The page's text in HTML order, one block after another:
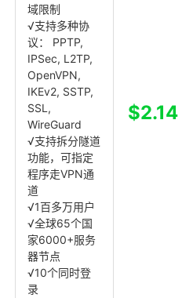
域限制
√支持多种协
议： PPTP,
IPSec, L2TP,
OpenVPN,
IKEv2, SSTP,
SSL,
WireGuard
√支持拆分隧道
功能，可指定
程序走VPN通
道
√1百多万用户
√全球65个国
家6000+服务
器节点
√10个同时登
录
$2.14